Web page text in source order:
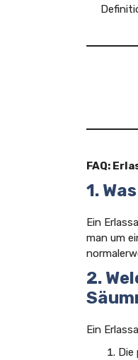
FAQ:
1.
Ein
man um
2.
Ein
Die